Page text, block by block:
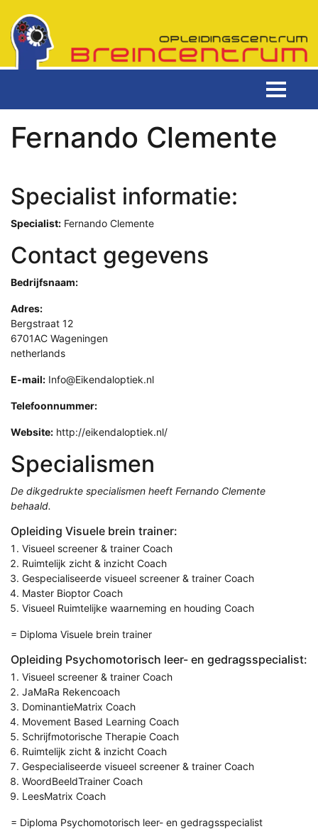
Fernando Clemente
Specialist informatie:
Specialist: Fernando Clemente
Contact gegevens
Bedrijfsnaam:
Adres:
Bergstraat 12
6701AC Wageningen
netherlands
E-mail: Info@Eikendaloptiek.nl
Telefoonnummer:
Website: http://eikendaloptiek.nl/
Specialismen
De dikgedrukte specialismen heeft Fernando Clemente
behaald.
Opleiding Visuele brein trainer:
Visueel screener & trainer Coach
Ruimtelijk zicht & inzicht Coach
Gespecialiseerde visueel screener & trainer Coach
Master Bioptor Coach
Visueel Ruimtelijke waarneming en houding Coach
= Diploma Visuele brein trainer
Opleiding Psychomotorisch leer- en gedragsspecialist:
Visueel screener & trainer Coach
JaMaRa Rekencoach
DominantieMatrix Coach
Movement Based Learning Coach
Schrijfmotorische Therapie Coach
Ruimtelijk zicht & inzicht Coach
Gespecialiseerde visueel screener & trainer Coach
WoordBeeldTrainer Coach
LeesMatrix Coach
= Diploma Psychomotorisch leer- en gedragsspecialist